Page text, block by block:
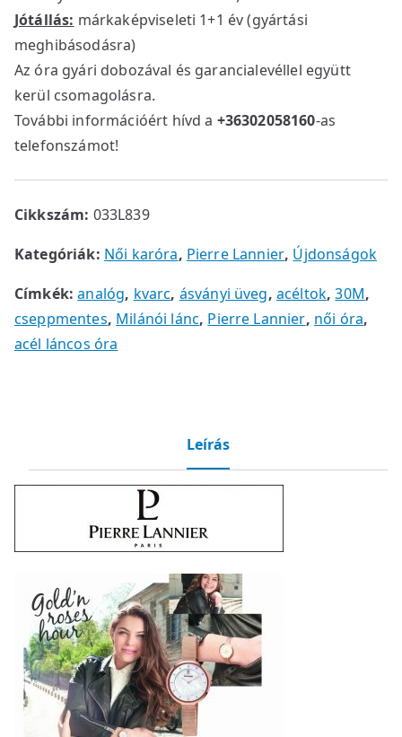
Jótállás: márkaképviseleti 1+1 év (gyártási
meghibásodásra)
Az óra gyári dobozával és garancialevéllel együtt
kerül csomagolásra.
További információért hívd a +36302058160-as
telefonszámot!
Cikkszám: 033L839
Kategóriák: Női karóra, Pierre Lannier, Újdonságok
Címkék:analóg, kvarc, ásványi üveg, acéltok,30M,
cseppmentes, Milánói lánc, Pierre Lannier, női óra,
acél láncos óra
Leírás